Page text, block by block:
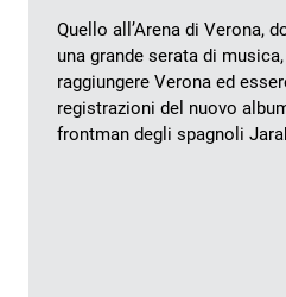
Quello all’Arena di Verona,
una grande serata di
raggiungere Verona ed
registrazioni del nuovo
frontman degli spagnoli